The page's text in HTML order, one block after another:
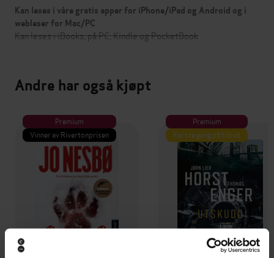
Kan leses i våre gratis apper for iPhone/iPad og Android og i
webleser for Mac/PC
Kan leses i iBooks, på PC, Kindle og PocketBook
Andre har også kjøpt
Premium
Vinner av Rivertonprisen
Premium
Første gang på tilbud